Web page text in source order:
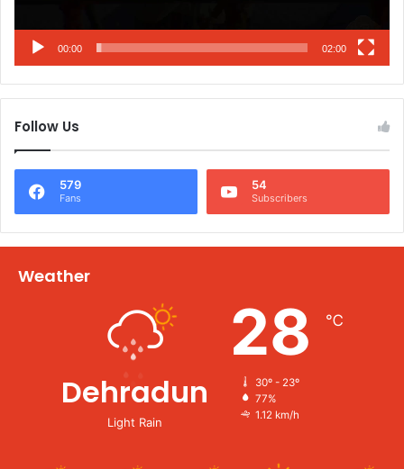
00:00 02:00
Follow Us
579
Fans
54
Subscribers
Weather
Dehradun
Light Rain
28 ℃
30º - 23º
77%
1.12 km/h